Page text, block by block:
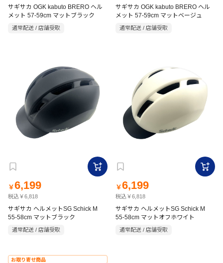
サギサカ OGK kabuto BRERO ヘル
メット 57-59cm マットブラック
通常配送 / 店舗受取
サギサカ OGK kabuto BRERO ヘル
メット 57-59cm マットベージュ
通常配送 / 店舗受取
￥6,199
税込￥6,818
サギサカ ヘルメットSG Schick M
55-58cm マットブラック
通常配送 / 店舗受取
￥6,199
税込￥6,818
サギサカ ヘルメットSG Schick M
55-58cm マットオフホワイト
通常配送 / 店舗受取
お取り寄せ商品